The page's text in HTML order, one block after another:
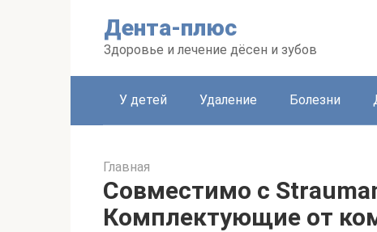
Дента-плюс
Здоровье и лечение дёсен и зубов
У детей Удаление Болезни
Главная
Совместимо с
Комплектующие от